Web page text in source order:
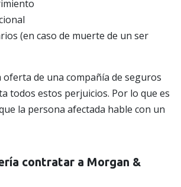
(en caso de muerte de un ser
oferta de una compañía de seguros
todos estos perjuicios. Por lo que es
la persona afectada hable con un
contratar a Morgan &